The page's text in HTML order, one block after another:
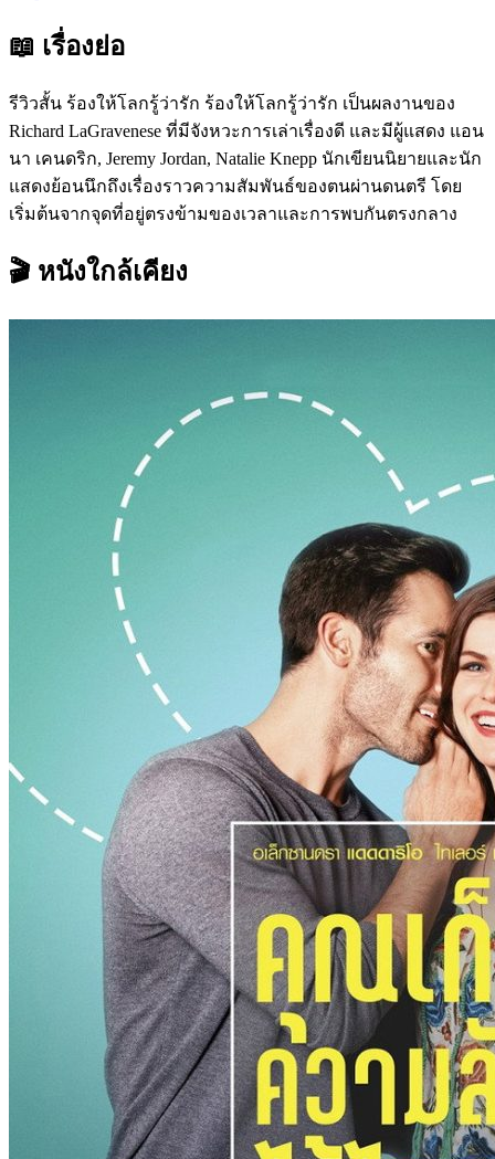
📖 เรื่องย่อ
รีวิวสั้น ร้องให้โลกรู้ว่ารัก ร้องให้โลกรู้ว่ารัก เป็นผลงานของ
Richard LaGravenese ที่มีจังหวะการเล่าเรื่องดี และมีผู้แสดง แอน
นา เคนดริก, Jeremy Jordan, Natalie Knepp นักเขียนนิยายและนัก
แสดงย้อนนึกถึงเรื่องราวความสัมพันธ์ของตนผ่านดนตรี โดย
เริ่มต้นจากจุดที่อยู่ตรงข้ามของเวลาและการพบกันตรงกลาง
🎬 หนังใกล้เคียง